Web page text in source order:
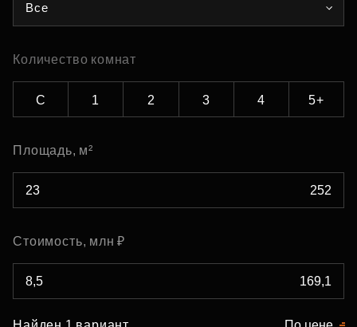
Все
Количество комнат
С 1 2 3 4 5+
Площадь, м²
Стоимость, млн ₽